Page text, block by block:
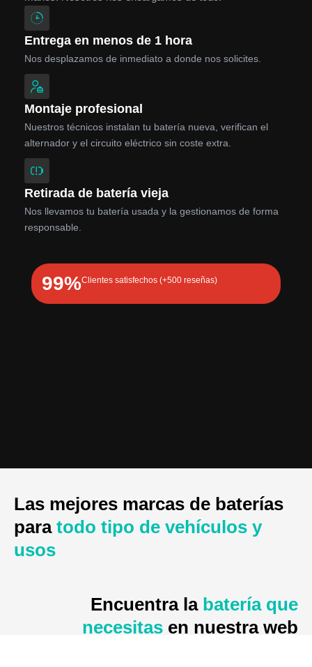
Entrega en menos de 1 hora
Nos desplazamos de inmediato a donde nos solicites.
Montaje profesional
Nuestros técnicos instalan tu batería nueva, verifican el
alternador y el circuito eléctrico sin coste extra.
Retirada de batería vieja
Nos llevamos tu batería usada y la gestionamos de forma
responsable.
99%Clientes satisfechos (+500 reseñas)
Las mejores marcas de baterías
para todo tipo de vehículos y
usos
Encuentra la batería que
necesitas en nuestra web